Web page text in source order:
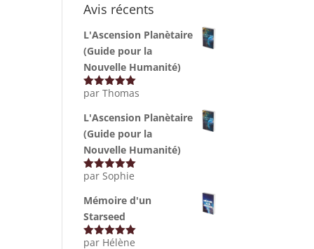
Avis récents
L'Ascension Planètaire
(Guide pour la
Nouvelle Humanité)
Note 5sur
par Thomas
L'Ascension Planètaire
(Guide pour la
Nouvelle Humanité)
Note5sur
par Sophie
Mémoire d'un
Starseed
Note5sur
par Hélène